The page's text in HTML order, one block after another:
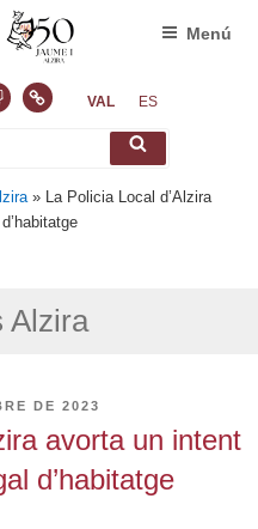
NormasVAL ES
Cerca
Menú
» La Policia Local d’Alzira
Alzira
DE 2023
avorta un intent
d’habitatge